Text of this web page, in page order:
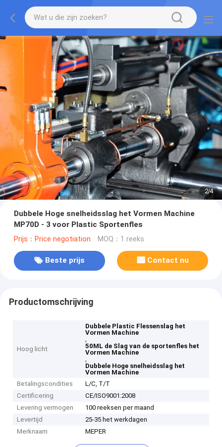
2/4
Dubbele Hoge snelheidsslag het Vormen Machine
MP70D - 3 voor Plastic Sportenfles
Prijs：Price negotiation MOQ：1 reeks
Beste prijs Contact nu
Productomschrijving
Hoog licht
Dubbele Plastic Flessenslag het
Vormen Machine
,
50ML de Slag van de sportenfles het
Vormen Machine
,
Dubbele Hoge snelheidsslag het
Vormen Machine
Betalingscondities
L/C, T/T
Certificering
CE/ISO9001:2008
Levering vermogen
100 reeksen per maand
Levertijd
25-35 het werkdagen
Merknaam
MEPER